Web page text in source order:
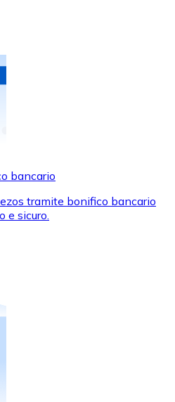
in contanti e altri mezzi di
per acquistare
tuoi marchi preferiti con
regalo
bancario
tramite bonifico bancario
e sicuro.